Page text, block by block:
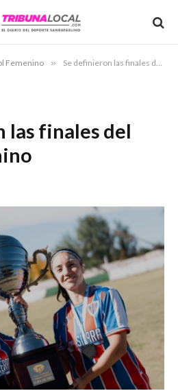
Femenino » Se definieron las finales del fútbol femenino
las finales del